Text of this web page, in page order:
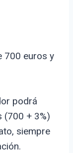
700 euros y
podrá
(700 + 3%)
siempre